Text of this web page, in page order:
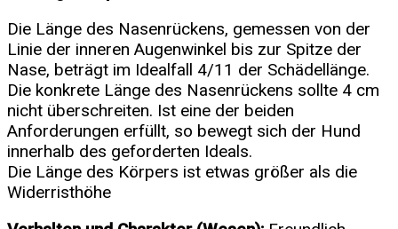
Die Länge des Nasenrückens, gemessen von der
Linie der inneren Augenwinkel bis zur Spitze der
Nase, beträgt im Idealfall 4/11 der Schädellänge.
Die konkrete Länge des Nasenrückens sollte 4 cm
nicht überschreiten. Ist eine der beiden
Anforderungen erfüllt, so bewegt sich der Hund
innerhalb des geforderten Ideals.
Die Länge des Körpers ist etwas größer als die
Widerristhöhe